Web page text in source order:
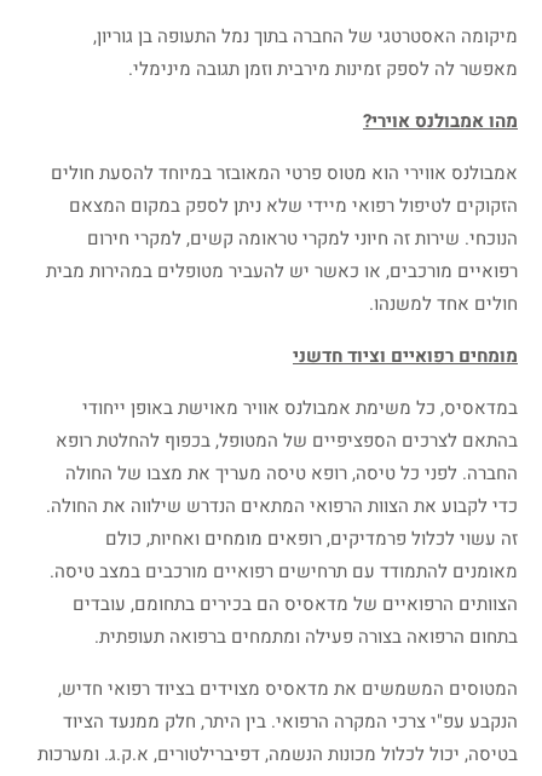
מיקומה האסטרטגי של החברה בתוך נמל התעופה בן גוריון,
מאפשר לה לספק זמינות מירבית וזמן תגובה מינימלי.
מהו אמבולנס אוירי?
אמבולנס אווירי הוא מטוס פרטי המאובזר במיוחד להסעת חולים
הזקוקים לטיפול רפואי מיידי שלא ניתן לספק במקום המצאם
הנוכחי. שירות זה חיוני למקרי טראומה קשים, למקרי חירום
רפואיים מורכבים, או כאשר יש להעביר מטופלים במהירות מבית
חולים אחד למשנהו.
מומחים רפואיים וציוד חדשני
במדאסיס, כל משימת אמבולנס אוויר מאוישת באופן ייחודי
בהתאם לצרכים הספציפיים של המטופל, בכפוף להחלטת רופא
החברה. לפני כל טיסה, רופא טיסה מעריך את מצבו של החולה
כדי לקבוע את הצוות הרפואי המתאים הנדרש שילווה את החולה.
זה עשוי לכלול פרמדיקים, רופאים מומחים ואחיות, כולם
מאומנים להתמודד עם תרחישים רפואיים מורכבים במצב טיסה.
הצוותים הרפואיים של מדאסיס הם בכירים בתחומם, עובדים
בתחום הרפואה בצורה פעילה ומתמחים ברפואה תעופתית.
המטוסים המשמשים את מדאסיס מצוידים בציוד רפואי חדיש,
הנקבע עפ"י צרכי המקרה הרפואי. בין היתר, חלק ממנעד הציוד
בטיסה, יכול לכלול מכונות הנשמה, דפיברילטורים, א.ק.ג. ומערכות